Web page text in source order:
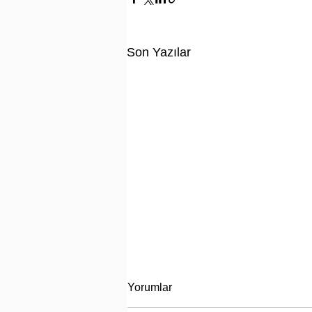
Son Yazılar
Yorumlar